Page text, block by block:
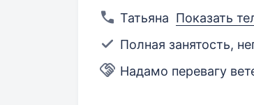
Татьяна Показать
Полная занятость,
Надамо перевагу